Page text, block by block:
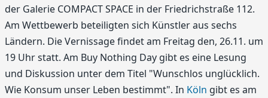
der Galerie COMPACT SPACE in der Friedrichstraße 112.
Am Wettbewerb beteiligten sich Künstler aus sechs
Ländern. Die Vernissage findet am Freitag den, 26.11. um
19 Uhr statt. Am Buy Nothing Day gibt es eine Lesung
und Diskussion unter dem Titel "Wunschlos unglücklich.
Wie Konsum unser Leben bestimmt". In Köln gibt es am